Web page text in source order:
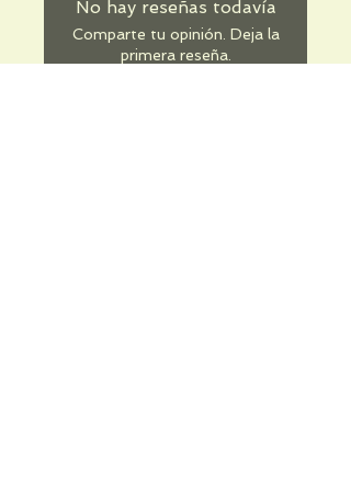
No hay reseñas todavía
Comparte tu opinión. Deja la
primera reseña.